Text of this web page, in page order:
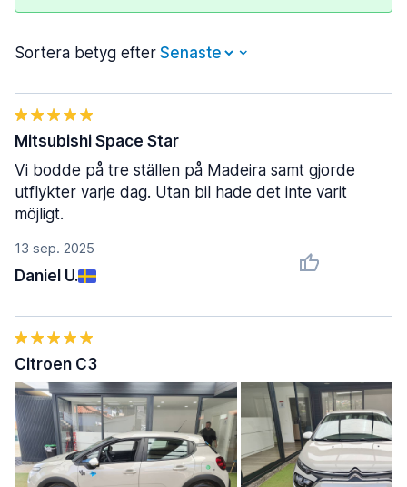
Sortera betyg efter
13 sep. 2025
Daniel U.
Mitsubishi Space Star
Vi bodde på tre ställen på Madeira samt gjorde
utflykter varje dag. Utan bil hade det inte varit
möjligt.
Citroen C3